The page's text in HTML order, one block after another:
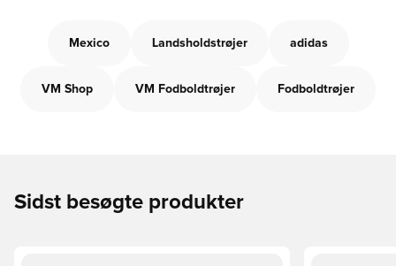
Mexico Landsholdstrøjer adidas
VM Shop VM Fodboldtrøjer Fodboldtrøjer
Sidst besøgte produkter